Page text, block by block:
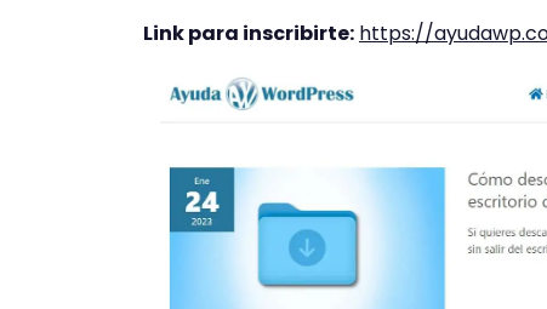
Link para inscribirte: https://